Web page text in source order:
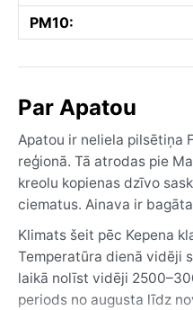
PM10:
Par Apatou
Apatou ir neliela pilsētiņa
reģionā. Tā atrodas pie
kreolu kopienas dzīvo
ciematus. Ainava ir
Klimats šeit pēc Kepena
Temperatūra dienā vidēji
laikā nolīst vidēji
periods no augusta līdz